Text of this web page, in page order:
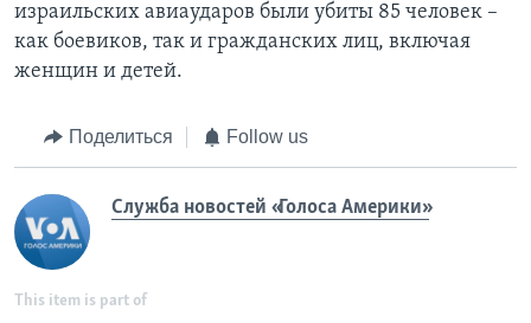
израильских авиаударов были убиты 85 человек –
как боевиков, так и гражданских лиц, включая
женщин и детей.
Поделиться Follow us
Служба новостей «Голоса Америки»
This item is part of